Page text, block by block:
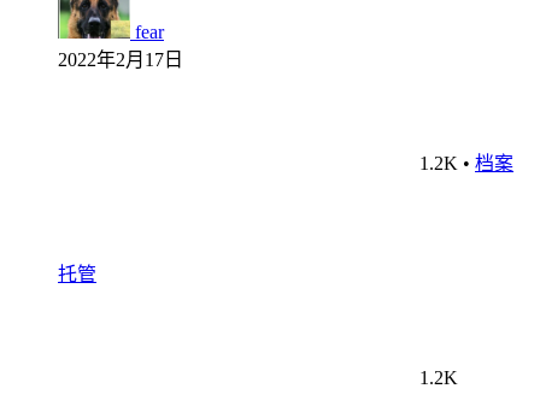
fear
2022年2月17日
1.2K • 档案
托管
1.2K